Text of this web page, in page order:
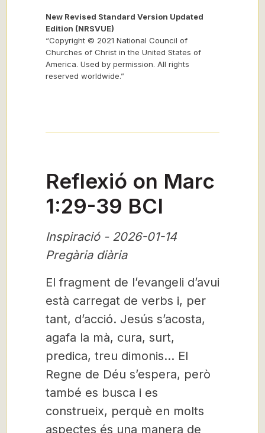
New Revised Standard Version Updated
Edition (NRSVUE)
“Copyright © 2021 National Council of
Churches of Christ in the United States of
America. Used by permission. All rights
reserved worldwide.”
Reflexió on Marc
1:29-39 BCI
Inspiració - 2026-01-14
Pregària diària
El fragment de l’evangeli d’avui
està carregat de verbs i, per
tant, d’acció. Jesús s’acosta,
agafa la mà, cura, surt,
predica, treu dimonis… El
Regne de Déu s’espera, però
també es busca i es
construeix, perquè en molts
aspectes és una manera de